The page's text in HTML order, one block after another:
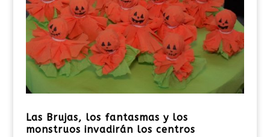
Las Brujas, los fantasmas y los
monstruos invadirán los centros